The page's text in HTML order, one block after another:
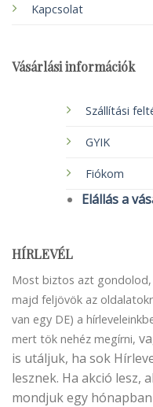
Kapcsolat
Vásárlási információk
Szállítási
GYIK
Fiókom
Elállás a
HÍRLEVÉL
Most biztos azt gondolod,
majd feljövök az
van egy DE) a
mert tök nehéz megírni,
is utáljuk, ha sok
lesznek. Ha akció lesz,
mondjuk egy